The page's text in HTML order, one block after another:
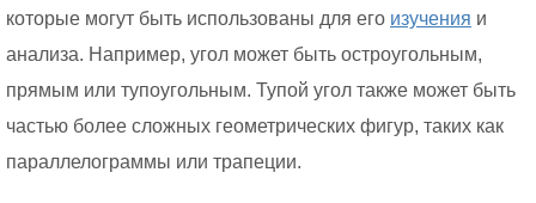
которые могут быть использованы для его изучения и
анализа. Например, угол может быть остроугольным,
прямым или тупоугольным. Тупой угол также может быть
частью более сложных геометрических фигур, таких как
параллелограммы или трапеции.